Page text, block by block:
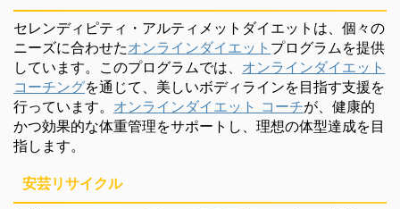
セレンディピティ・アルティメットダイエットは、個々の
ニーズに合わせたオンラインダイエット プログラムを提供
しています。このプログラムでは、 オンラインダイエット
コーチングを通じて、美しいボディラインを目指す支援を
行っています。 オンラインダイエット コーチが、健康的
かつ効果的な体重管理をサポートし、理想の体型達成を目
指します。
安芸リサイクル